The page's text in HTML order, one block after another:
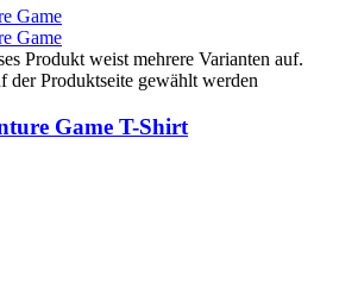
Produkt weist mehrere Varianten auf.
der Produktseite gewählt werden
Game T-Shirt